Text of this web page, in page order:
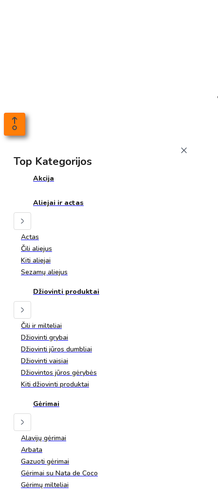
Top Kategorijos
Akcija
Aliejai ir actas
Actas
Čili aliejus
Kiti aliejai
Sezamų aliejus
Džiovinti produktai
Čili ir milteliai
Džiovinti grybai
Džiovinti jūros dumbliai
Džiovinti vaisiai
Džiovintos jūros gėrybės
Kiti džiovinti produktai
Gėrimai
Alavijų gėrimai
Arbata
Gazuoti gėrimai
Gėrimai su Nata de Coco
Gėrimų milteliai